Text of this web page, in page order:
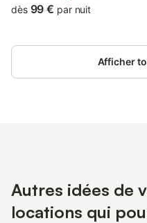
toutes les pièces,
jardin commun ou sur la
vous pourrez savourer des
solaires assurent de l’eau
dès 99 € par nuit
Afficher
Autres idées de
locations qui